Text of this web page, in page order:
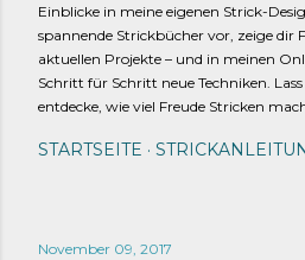
Einblicke in meine eigenen Strick-
spannende Strickbücher vor, zeige dir
aktuellen Projekte – und in meinen
Schritt für Schritt neue Techniken.
entdecke, wie viel Freude Stricken
STARTSEITE
November 09, 2017